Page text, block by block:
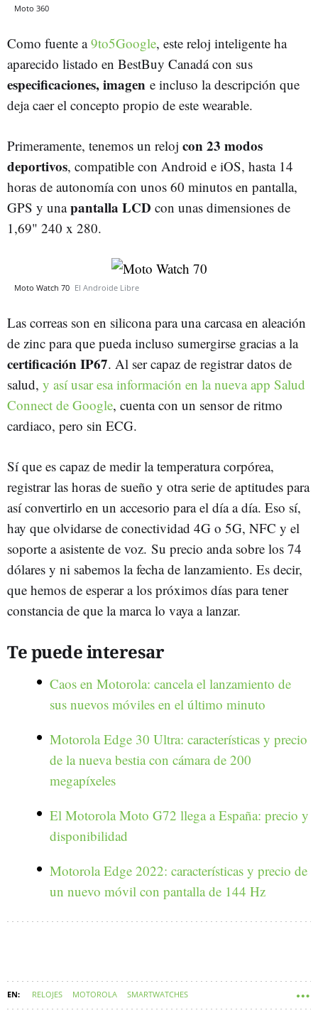
Moto 360
Como fuente a9to5Google, este reloj inteligente ha
aparecido listado en BestBuy Canadá con sus
especificaciones, imagen e incluso la descripción que
deja caer el concepto propio de este wearable.
Primeramente, tenemos un reloj con 23 modos
deportivos, compatible con Android e iOS, hasta 14
horas de autonomía con unos 60 minutos en pantalla,
GPS y unapantalla LCD con unas dimensiones de
1,69" 240 x 280.
Moto Watch 70 El Androide Libre
Las correas son en silicona para una carcasa en aleación
de zinc para que pueda incluso sumergirse gracias a la
certificación IP67. Al ser capaz de registrar datos de
salud, y así usar esa información en la nueva app Salud
Connect de Google, cuenta con un sensor de ritmo
cardiaco, pero sin ECG.
Sí que es capaz de medir la temperatura corpórea,
registrar las horas de sueño y otra serie de aptitudes para
así convertirlo en un accesorio para el día a día. Eso sí,
hay que olvidarse de conectividad 4G o 5G, NFC y el
soporte a asistente de voz. Su precio anda sobre los 74
dólares y ni sabemos la fecha de lanzamiento. Es decir,
que hemos de esperar a los próximos días para tener
constancia de que la marca lo vaya a lanzar.
Te puede interesar
Caos en Motorola: cancela el lanzamiento de
sus nuevos móviles en el último minuto
Motorola Edge 30 Ultra: características y precio
de la nueva bestia con cámara de 200
megapíxeles
El Motorola Moto G72 llega a España: precio y
disponibilidad
Motorola Edge 2022: características y precio de
un nuevo móvil con pantalla de 144 Hz
RELOJES MOTOROLA SMARTWATCHES